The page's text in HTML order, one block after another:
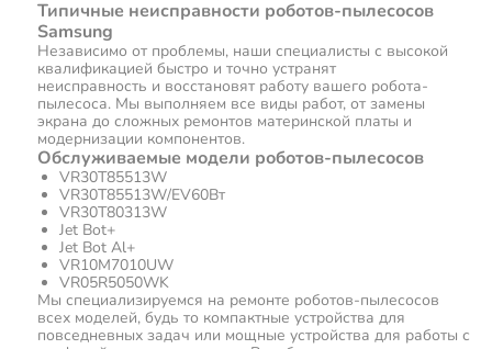
Типичные неисправности роботов-пылесосов
Samsung
Независимо от проблемы, наши специалисты с высокой
квалификацией быстро и точно устранят
неисправность и восстановят работу вашего робота-
пылесоса. Мы выполняем все виды работ, от замены
экрана до сложных ремонтов материнской платы и
модернизации компонентов.
Обслуживаемые модели роботов-пылесосов
VR30T85513W
VR30T85513W/EV60Вт
VR30T80313W
Jet Bot+
Jet Bot Al+
VR10M7010UW
VR05R5050WK
Мы специализируемся на ремонте роботов-пылесосов
всех моделей, будь то компактные устройства для
повседневных задач или мощные устройства для работы с